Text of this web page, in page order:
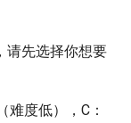
请先选择你想要
难度低），C：